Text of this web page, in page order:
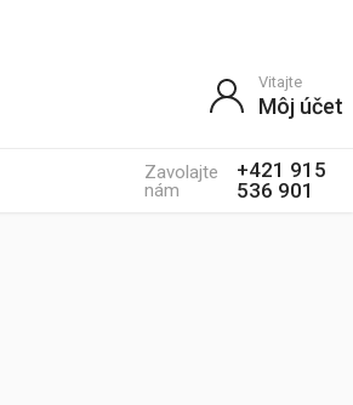
Zavolajte
nám
+421 915
536 901
Vitajte
Môj účet